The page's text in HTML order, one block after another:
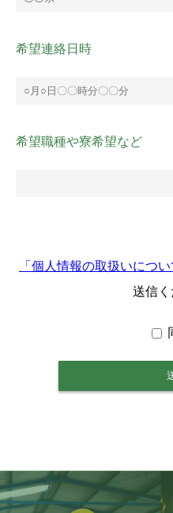
希望連絡日時
希望職種や寮希望など
「個人情報の取扱いについ
送信く